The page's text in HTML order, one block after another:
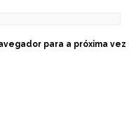
para a próxima